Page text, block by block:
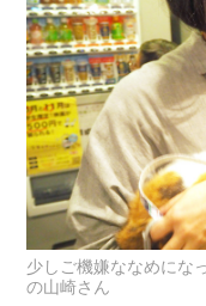
少しご機嫌ななめにな
の山崎さん